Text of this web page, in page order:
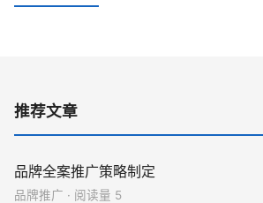
推荐文章
品牌全案推广策略制定
品牌推广 · 阅读量 5